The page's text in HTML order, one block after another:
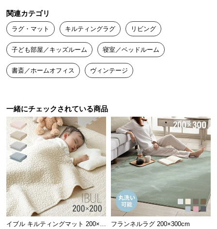
配
送
料
に
つ
い
大
型
商
品
の
配
送
に
つ
い
て
関連カテゴリ
ラグ・マット キルティングラグ リビング
子ども部屋／キッズルーム 寝室／ベッドルーム
書斎／ホームオフィス ヴィンテージ
一緒にチェックされている商品
イブル キルティングマット 200×2
フランネルラグ 200×300cm